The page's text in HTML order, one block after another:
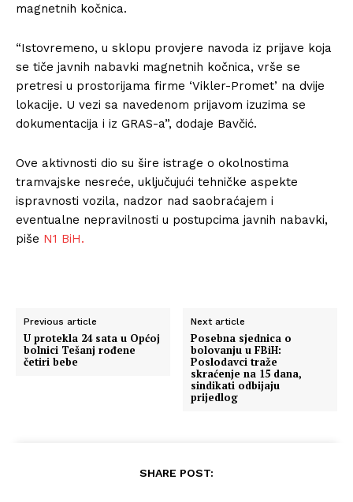
magnetnih kočnica.
“Istovremeno, u sklopu provjere navoda iz prijave koja
se tiče javnih nabavki magnetnih kočnica, vrše se
pretresi u prostorijama firme ‘Vikler-Promet’ na dvije
lokacije. U vezi sa navedenom prijavom izuzima se
dokumentacija i iz GRAS-a”, dodaje Bavčić.
Ove aktivnosti dio su šire istrage o okolnostima
tramvajske nesreće, uključujući tehničke aspekte
ispravnosti vozila, nadzor nad saobraćajem i
eventualne nepravilnosti u postupcima javnih nabavki,
piše N1 BiH.
Previous article
U protekla 24 sata u Općoj
bolnici Tešanj rođene
četiri bebe
Next article
Posebna sjednica o
bolovanju u FBiH:
Poslodavci traže
skraćenje na 15 dana,
sindikati odbijaju
prijedlog
SHARE POST: